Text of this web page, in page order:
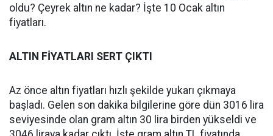
oldu? Çeyrek altın ne kadar? İşte 10 Ocak altın
fiyatları.
ALTIN FİYATLARI SERT ÇIKTI
Az önce altın fiyatları hızlı şekilde yukarı çıkmaya
başladı. Gelen son dakika bilgilerine göre dün 3016 lira
seviyesinde olan gram altın 30 lira birden yükseldi ve